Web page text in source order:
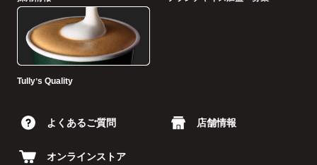
Tullyʼs Quality
よくあるご質問 店舗情報
オンラインストア